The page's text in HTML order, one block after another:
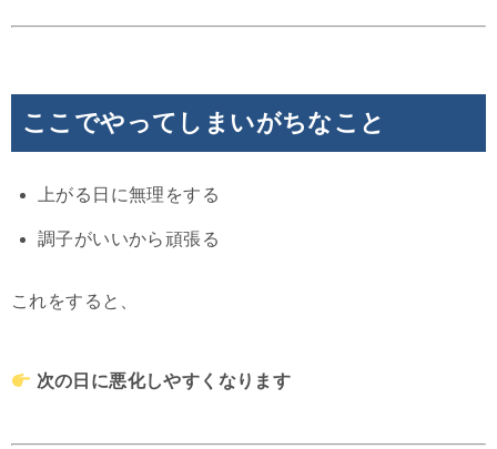
ここでやってしまいがちなこと
上がる日に無理をする
調子がいいから頑張る
これをすると、
次の日に悪化しやすくなります